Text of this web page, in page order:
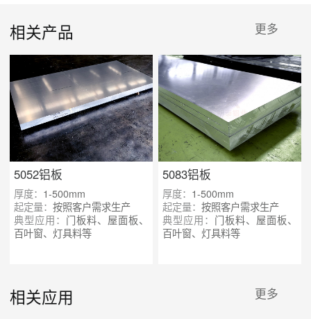
相关产品 更多
5052铝板
厚度： 1-500mm
起定量：按照客户需求生产
典型应用： 门板料、屋面板、
百叶窗、灯具料等
5083铝板
厚度： 1-500mm
起定量： 按照客户需求生产
典型应用： 门板料、屋面板、
百叶窗、灯具料等
相关应用 更多